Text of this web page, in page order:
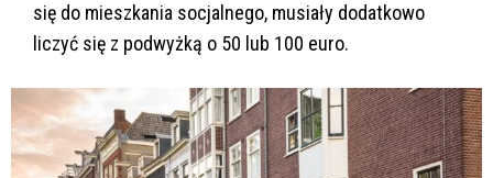
się do mieszkania socjalnego, musiały dodatkowo
liczyć się z podwyżką o 50 lub 100 euro.